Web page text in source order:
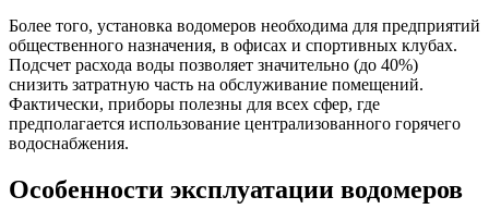
Более того, установка водомеров необходима для предприятий
общественного назначения, в офисах и спортивных клубах.
Подсчет расхода воды позволяет значительно (до 40%)
снизить затратную часть на обслуживание помещений.
Фактически, приборы полезны для всех сфер, где
предполагается использование централизованного горячего
водоснабжения.
Особенности эксплуатации водомеров